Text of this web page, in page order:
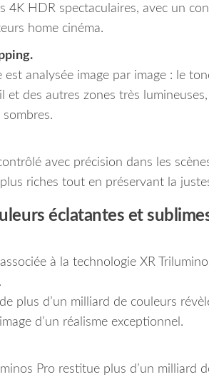
4K HDR spectaculaires, avec un
home cinéma.
est analysée image par image : le
et des autres zones très
sombres.
avec précision dans les
riches tout en préservant la
éclatantes et
à la technologie XR
plus d’un milliard de couleurs
d’un réalisme exceptionnel.
Pro restitue plus d’un milliard